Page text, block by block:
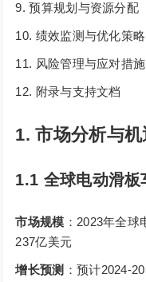
预算规划与资源分配
绩效监测与优化策略
风险管理与应对措施
附录与支持文档
1. 市场分析与机
1.1 全球电动滑板
市场规模 ：2023年全
237亿美元
增长预测 ：预计2024-